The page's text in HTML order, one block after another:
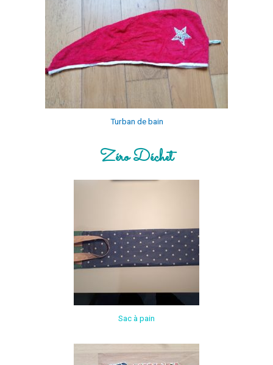
Turban de bain
Zéro Déchet
Sac à pain